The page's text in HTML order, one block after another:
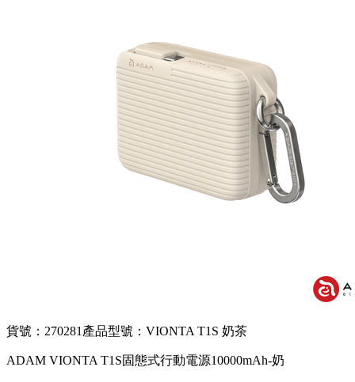
貨號：270281 產品型號：VIONTA T1S 奶茶
ADAM VIONTA T1S固態式行動電源10000mAh-奶